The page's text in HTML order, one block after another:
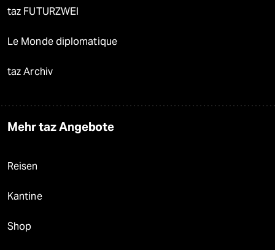
taz FUTURZWEI
Le Monde diplomatique
taz Archiv
Mehr taz Angebote
Reisen
Kantine
Shop